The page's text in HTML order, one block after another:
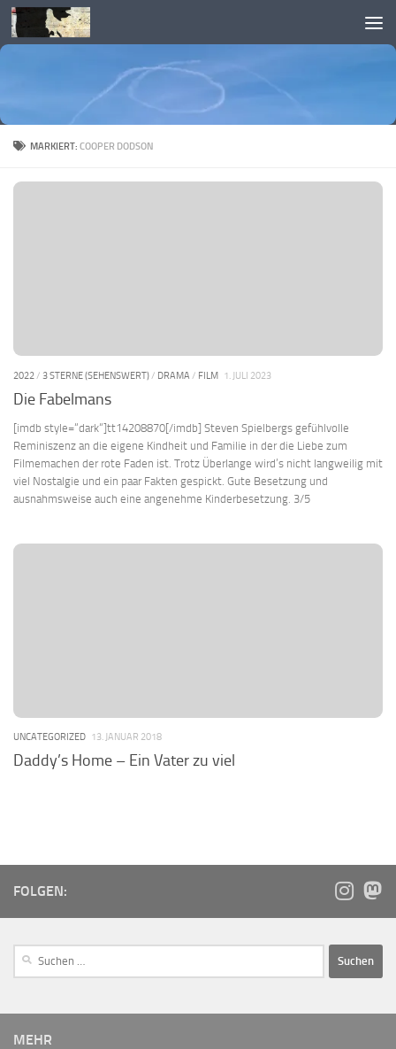
Skip to content
MARKIERT:COOPER DODSON
2022/ 3 STERNE (SEHENSWERT)/ DRAMA / FILM 1. JULI 2023
Die Fabelmans
[imdb style=“dark“]tt14208870[/imdb] Steven Spielbergs gefühlvolle
Reminiszenz an die eigene Kindheit und Familie in der die Liebe zum
Filmemachen der rote Faden ist. Trotz Überlange wird’s nicht langweilig mit
viel Nostalgie und ein paar Fakten gespickt. Gute Besetzung und
ausnahmsweise auch eine angenehme Kinderbesetzung. 3/5
UNCATEGORIZED 13. JANUAR 2018
Daddy’s Home – Ein Vater zu viel
FOLGEN:
MEHR